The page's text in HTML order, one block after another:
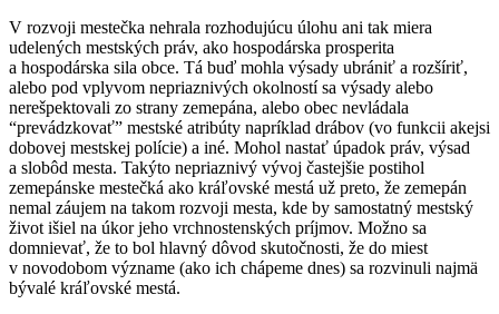
V rozvoji mestečka nehrala rozhodujúcu úlohu ani tak miera
udelených mestských práv, ako hospodárska prosperita
a hospodárska sila obce. Tá buď mohla výsady ubrániť a rozšíriť,
alebo pod vplyvom nepriaznivých okolností sa výsady alebo
nerešpektovali zo strany zemepána, alebo obec nevládala
“prevádzkovať” mestské atribúty napríklad drábov (vo funkcii akejsi
dobovej mestskej polície) a iné. Mohol nastať úpadok práv, výsad
a slobôd mesta. Takýto nepriaznivý vývoj častejšie postihol
zemepánske mestečká ako kráľovské mestá už preto, že zemepán
nemal záujem na takom rozvoji mesta, kde by samostatný mestský
život išiel na úkor jeho vrchnostenských príjmov. Možno sa
domnievať, že to bol hlavný dôvod skutočnosti, že do miest
v novodobom význame (ako ich chápeme dnes) sa rozvinuli najmä
bývalé kráľovské mestá.